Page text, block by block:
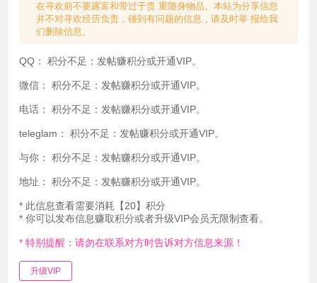
在寻欢前不要露富和带过于贵 重随身物品。本站为分享信息
并不对寻欢经历负责，碰到有问题的信息，请及时举 报给我
们删除信息。
QQ： 积分不足：发帖赚积分或开通VIP。
微信： 积分不足：发帖赚积分或开通VIP。
电话： 积分不足：发帖赚积分或开通VIP。
teleglam： 积分不足：发帖赚积分或开通VIP。
与你： 积分不足：发帖赚积分或开通VIP。
地址： 积分不足：发帖赚积分或开通VIP。
* 此信息查看需要消耗【20】积分
* 你可以发布信息赚取积分或者升级VIP会员无限制查看。
* 特别提醒：请勿在联系对方时告诉对方信息来源！
升级VIP